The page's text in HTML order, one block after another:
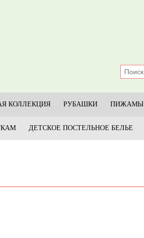
КОЛЛЕКЦИЯ РУБАШКИ ПИЖАМЫ
ДЕТСКОЕ ПОСТЕЛЬНОЕ БЕЛЬЕ